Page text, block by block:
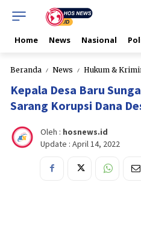
Home News Nasional
Beranda News Hukum &
Kepala Desa Baru
Sarang Korupsi Dana
Oleh : hosnews.id
Update : April 14, 2022